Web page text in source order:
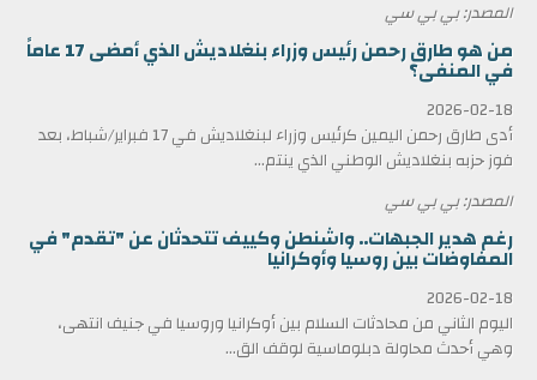
المصدر: بي بي سي
من هو طارق رحمن رئيس وزراء بنغلاديش الذي أمضى 17 عاماً
في المنفى؟
2026-02-18
أدى طارق رحمن اليمين كرئيس وزراء لبنغلاديش في 17 فبراير/شباط، بعد
فوز حزبه بنغلاديش الوطني الذي ينتم...
المصدر: بي بي سي
رغم هدير الجبهات.. واشنطن وكييف تتحدثان عن "تقدم" في
المفاوضات بين روسيا وأوكرانيا
2026-02-18
اليوم الثاني من محادثات السلام بين أوكرانيا وروسيا في جنيف انتهى،
وهي أحدث محاولة دبلوماسية لوقف الق...